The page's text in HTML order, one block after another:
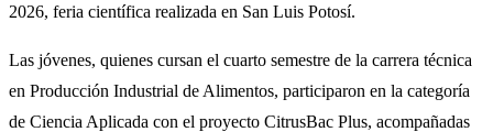
2026, feria científica realizada en San Luis Potosí.
Las jóvenes, quienes cursan el cuarto semestre de la carrera técnica
en Producción Industrial de Alimentos, participaron en la categoría
de Ciencia Aplicada con el proyecto CitrusBac Plus, acompañadas